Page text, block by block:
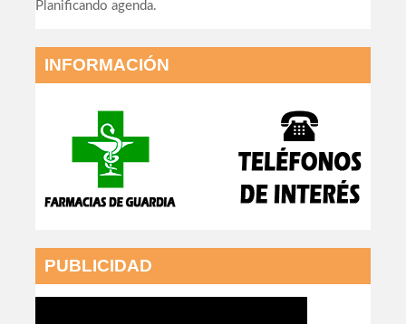
Planificando agenda.
INFORMACIÓN
PUBLICIDAD